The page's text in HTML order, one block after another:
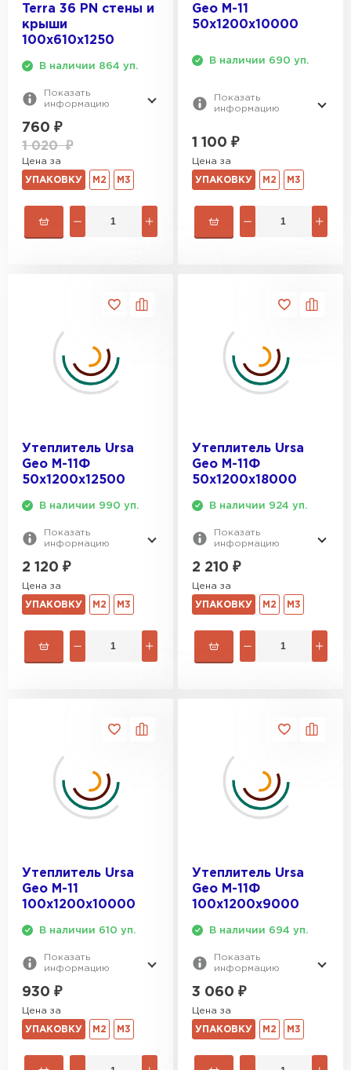
Terra 36 PN cтены и
крыши
100х610х1250
В наличии 864 уп.
Показать
информацию
760 ₽
1 020₽
Цена за
УПАКОВКУ М2 М3
Geo М-11
50х1200х10000
В наличии 690 уп.
Показать
информацию
1 100 ₽
Цена за
УПАКОВКУ М2 М3
Утеплитель Ursa
Geo М-11Ф
50х1200х12500
В наличии 990 уп.
Показать
информацию
2 120 ₽
Цена за
УПАКОВКУ М2 М3
Утеплитель Ursa
Geo М-11Ф
50х1200х18000
В наличии 924 уп.
Показать
информацию
2 210 ₽
Цена за
УПАКОВКУ М2 М3
Утеплитель Ursa
Geo М-11
100х1200х10000
В наличии 610 уп.
Показать
информацию
930 ₽
Цена за
УПАКОВКУ М2 М3
Утеплитель Ursa
Geo М-11Ф
100х1200х9000
В наличии 694 уп.
Показать
информацию
3 060 ₽
Цена за
УПАКОВКУ М2 М3